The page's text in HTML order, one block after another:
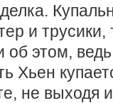
и трусики,
об этом,
Хьен
не выходя